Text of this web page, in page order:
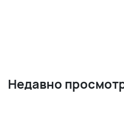
Недавно